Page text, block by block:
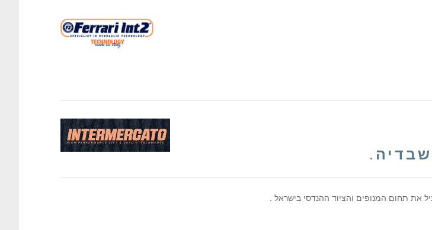
.
את תחום המנופים והציוד ההנדסי בישראל .